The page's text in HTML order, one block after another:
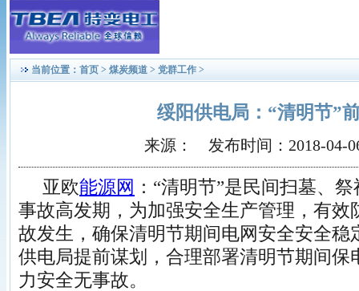
当前位置： 首页 > 煤炭频道 > 党群工作 >
绥阳供电局：“清明节”
来源： 发布时间：2018-04-
亚欧能源网 ： “清明节”是民间扫墓、
事故高发期，为加强安全生产管理，有效
故发生，确保清明节期间电网安全安全稳
供电局提前谋划，合理部署清明节期间保
力安全无事故。